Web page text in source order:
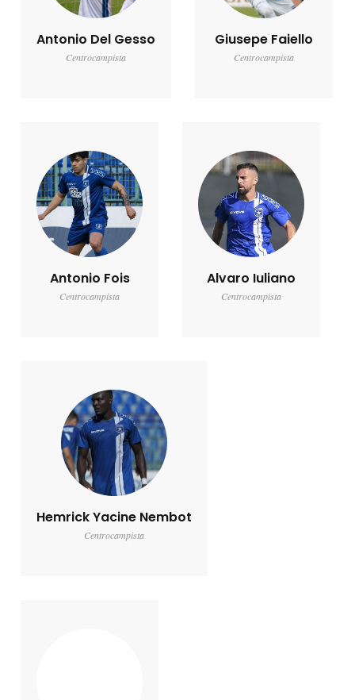
Antonio Del Gesso
Centrocampista
Giusepe Faiello
Centrocampista
Antonio Fois
Centrocampista
Alvaro Iuliano
Centrocampista
Hemrick Yacine Nembot
Centrocampista